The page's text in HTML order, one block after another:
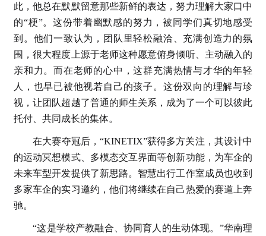
此，他总在默默留意那些新鲜的表达，努力理解大家口中
的“梗”。这份带着幽默感的努力，被同学们真切地感受
到。他们一致认为，团队里轻松融洽、充满创造力的氛
围，很大程度上源于老师这种愿意俯身倾听、主动融入的
亲和力。而在老师的心中，这群充满热情与才华的年轻
人，也早已被他视若自己的孩子。这份双向的理解与珍
视，让团队超越了普通的师生关系，成为了一个可以彼此
托付、共同成长的集体。
在大赛夺冠后，“KINETIX”获得多方关注，其设计中
的运动冥想模式、多模态交互界面等创新功能，为车企的
未来车型开发提供了新思路。智慧出行工作室成员也收到
多家车企的实习邀约，他们将继续在自己热爱的赛道上奔
驰。
“这是学校产教融合、协同育人的生动体现。”华南理